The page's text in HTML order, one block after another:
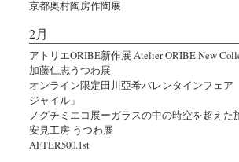
京都奥村陶房作陶展
2月
アトリエORIBE新作展 Atelier ORIBE New
加藤仁志うつわ展
オンライン限定田川亞希バレンタインフェア
ジャイル」
ノグチミエコ展ーガラスの中の時空を超えた
安見工房 うつわ展
AFTER500.1st